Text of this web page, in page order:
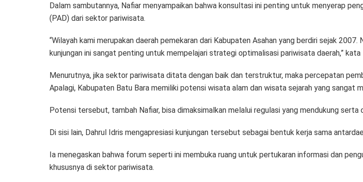
Dalam sambutannya, Nafiar menyampaikan bahwa konsultasi ini penting untuk menyerap
(PAD) dari sektor pariwisata.
“Wilayah kami merupakan daerah pemekaran dari Kabupaten Asahan yang berdiri sejak
kunjungan ini sangat penting untuk mempelajari strategi optimalisasi pariwisata daerah,” kata
Menurutnya, jika sektor pariwisata ditata dengan baik dan terstruktur, maka percepatan
Apalagi, Kabupaten Batu Bara memiliki potensi wisata alam dan wisata sejarah yang sangat
Potensi tersebut, tambah Nafiar, bisa dimaksimalkan melalui regulasi yang mendukung serta
Di sisi lain, Dahrul Idris mengapresiasi kunjungan tersebut sebagai bentuk kerja sama
Ia menegaskan bahwa forum seperti ini membuka ruang untuk pertukaran informasi dan
khususnya di sektor pariwisata.